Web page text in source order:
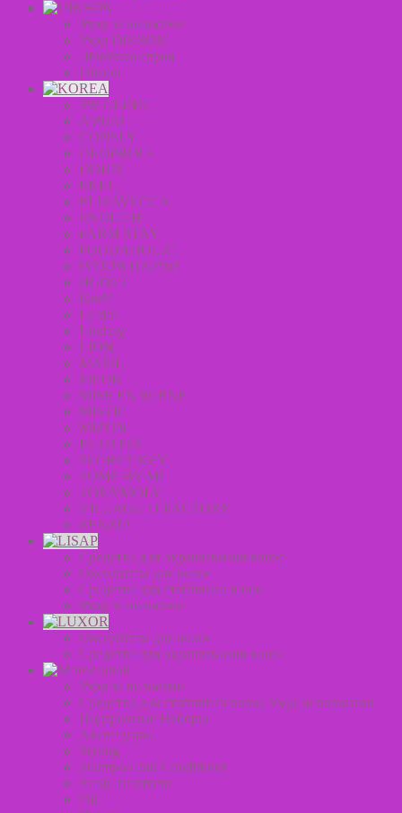
Уход за волосами
Уход DIKSON
Лечебная серия
Dikson
3W CLINIC
A’PIEU
CONSLY
DEOPROCE
DORIS
EKEL
ELIZAVECCA
ENOUGH
FARM STAY
FOODAHOLIC
IYOUB ПАТЧИ
JIGOTT
Koelf
La’dor
Lindsay
LION
MASIL
MEDB
MISE EN SCENE
MISTIC
MIZON
PETITFEE
SECRET KEY
SOME BY MI
TONYMOLY
VILLAGE 11 FACTORY
ZENZIA
Средства для окрашивания волос
Оксиданты для волос
Средства для стайлинга волос
Уход за волосами
Оксиданты для волос
Средства для окрашивания волос
Уход за волосами
Средства для стайлинга волос Уход за волосами
Подарочные Наборы
Аксессуары
Styling
Shampoo and Conditioner
Scalp Treatment
Oil